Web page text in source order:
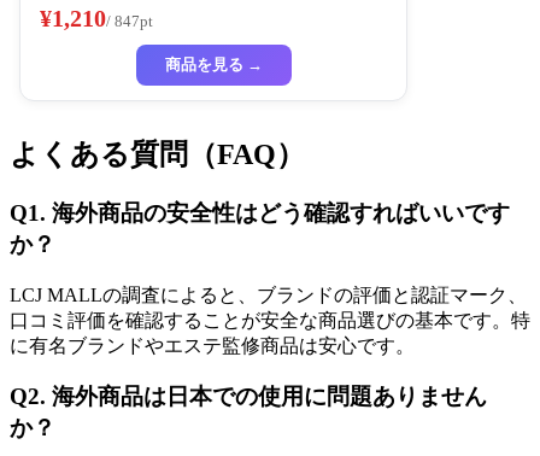
様
¥1,210/ 847pt
商品を見る →
よくある質問（FAQ）
Q1. 海外商品の安全性はどう確認すればいいです
か？
LCJ MALLの調査によると、ブランドの評価と認証マーク、
口コミ評価を確認することが安全な商品選びの基本です。特
に有名ブランドやエステ監修商品は安心です。
Q2. 海外商品は日本での使用に問題ありません
か？